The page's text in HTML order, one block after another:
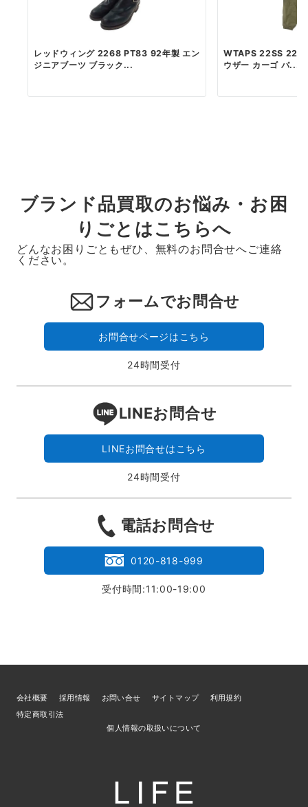
レッドウィング 2268 PT83 92年製 エン
ジニアブーツ ブラック...
WTAPS 22SS
ウザー カーゴ パ...
ブランド品買取のお悩み・お困
りごとはこちらへ
どんなお困りごともぜひ、無料のお問合せへご連絡
ください。
フォームでお問合せ
お問合せページはこちら
24時間受付
LINEお問合せ
LINEお問合せはこちら
24時間受付
電話お問合せ
0120-818-999
受付時間:11:00-19:00
会社概要 採用情報 お問い合せ サイトマップ
利用規約
特定商取引法
個人情報の取扱いについて